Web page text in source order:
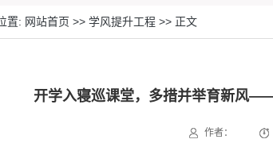
置: 网站首页 >> 学风提升工程 >> 正文
开学入寝巡课堂，多措并举育新风
作者：